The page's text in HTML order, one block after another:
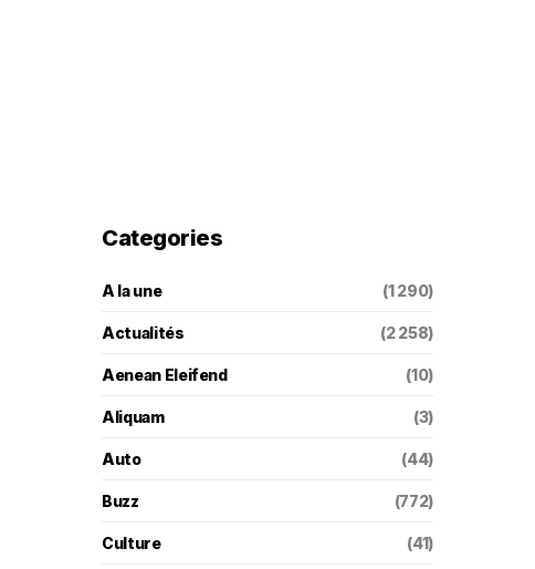
Categories
A la une (1 290)
Actualités (2 258)
Aenean Eleifend (10)
Aliquam (3)
Auto (44)
Buzz (772)
Culture (41)